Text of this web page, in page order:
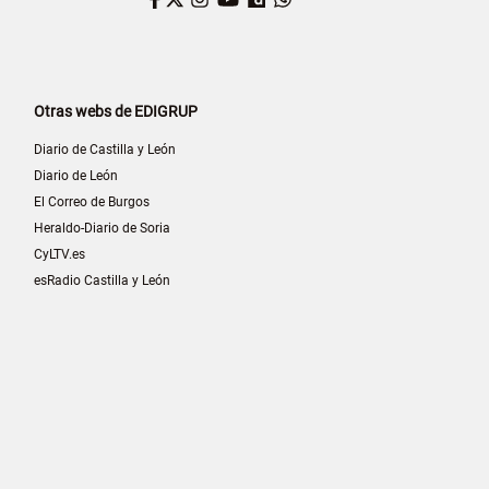
Otras webs de EDIGRUP
Diario de Castilla y León
Diario de León
El Correo de Burgos
Heraldo-Diario de Soria
CyLTV.es
esRadio Castilla y León